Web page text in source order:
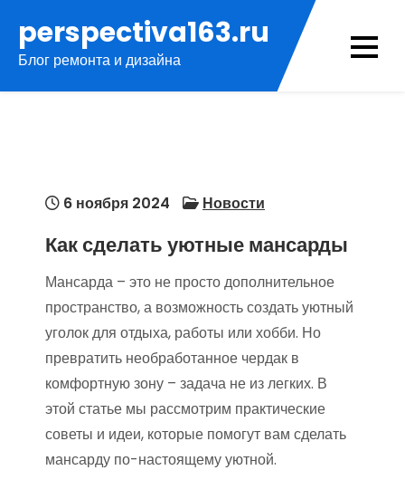
содержимому
perspectiva163.ru
Блог ремонта и дизайна
6 ноября 2024 Новости
Как сделать уютные мансарды
Мансарда – это не просто дополнительное
пространство, а возможность создать уютный
уголок для отдыха, работы или хобби. Но
превратить необработанное чердак в
комфортную зону – задача не из легких. В
этой статье мы рассмотрим практические
советы и идеи, которые помогут вам сделать
мансарду по-настоящему уютной.